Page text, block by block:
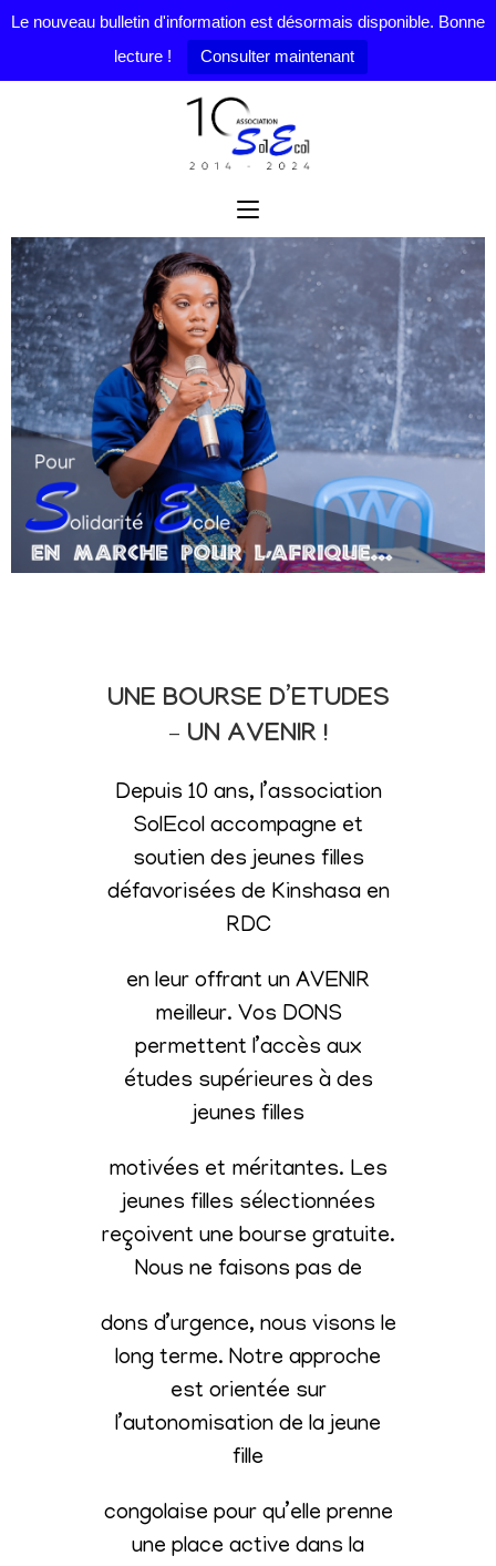
Le nouveau bulletin d'information est désormais disponible. Bonne
lecture !
Consulter maintenant
UNE BOURSE D’ETUDES
– UN AVENIR !
Depuis 10 ans, l’association
SolEcol accompagne et
soutien des jeunes filles
défavorisées de Kinshasa en
RDC
en leur offrant un AVENIR
meilleur. Vos DONS
permettent l’accès aux
études supérieures à des
jeunes filles
motivées et méritantes. Les
jeunes filles sélectionnées
reçoivent une bourse gratuite.
Nous ne faisons pas de
dons d’urgence, nous visons le
long terme. Notre approche
est orientée sur
l’autonomisation de la jeune
fille
congolaise pour qu’elle prenne
une place active dans la